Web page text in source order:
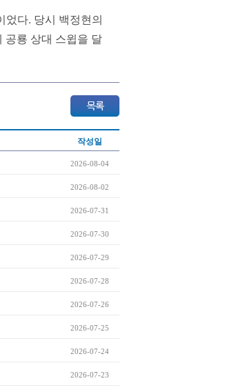
었다. 당시 백정현의
공룡 상대 스윕을 달
작성일
2026-08-04
2026-08-02
2026-07-31
2026-07-30
2026-07-29
2026-07-28
2026-07-26
2026-07-25
2026-07-24
2026-07-23